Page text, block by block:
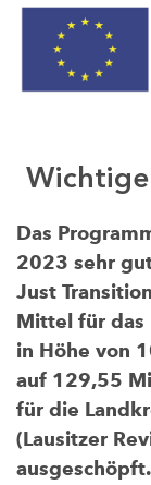
Das
2023 sehr
Just
Mittel für das
in Höhe von
auf 129,55
für die
(Lausitzer